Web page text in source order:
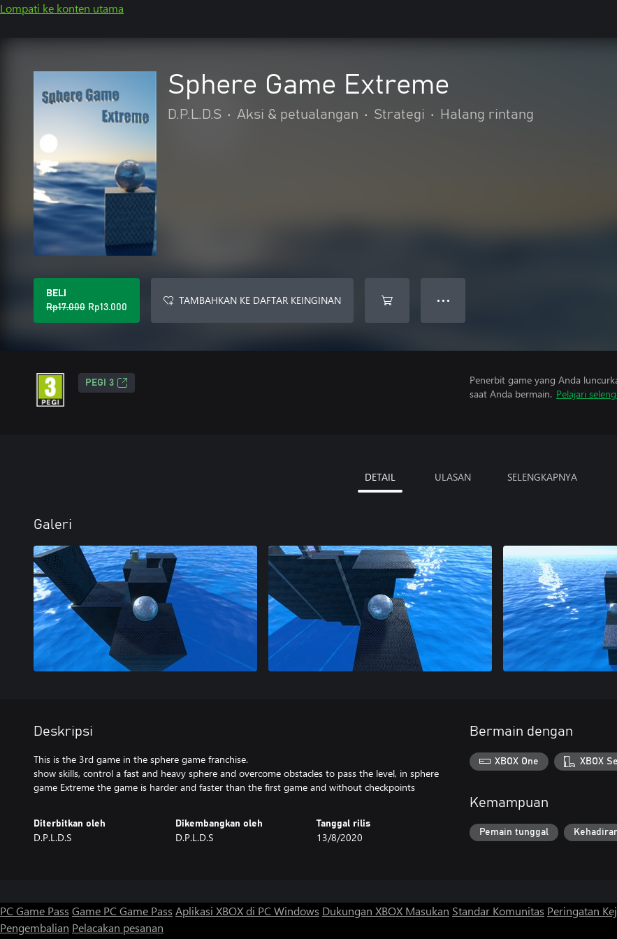
Lompati ke konten utama
Sphere Game Extreme
D.P.L.D.S • Aksi & petualangan • Strategi • Halang rintang
BELI
Rp17.000 Rp13.000
TAMBAHKAN KE DAFTAR KEINGINAN ● ● ●
PEGI 3
Penerbit game yang Anda
saat Anda bermain. Pelajari
DETAIL ULASAN SELENGKAPNYA
Galeri
Deskripsi
This is the 3rd game in the sphere game franchise.
show skills, control a fast and heavy sphere and overcome obstacles to pass the level, in sphere
Diterbitkan oleh
D.P.L.D.S
Dikembangkan oleh
D.P.L.D.S
Tanggal rilis
13/8/2020
Bermain dengan
XBOX One XBOX
Kemampuan
Pemain tunggal
PC Game Pass Game PC Game Pass Aplikasi XBOX di PC Windows Dukungan XBOX Masukan Standar Komunitas Peringatan
Pengembalian Pelacakan pesanan